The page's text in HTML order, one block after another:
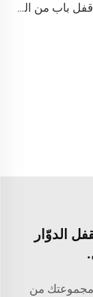
قفل باب من الصلب المقوى درجة أمان أفضل قفل شحن حاوية مع 4 مفاتيح
الدوّار
مجموعتك من